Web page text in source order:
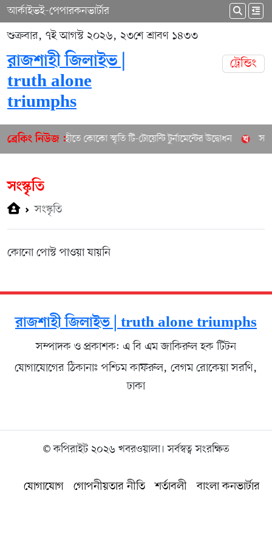
আর্কাইভই-পেপারকনভার্টার
শুক্রবার, ৭ই আগস্ট ২০২৬, ২৩শে শ্রাবণ ১৪৩৩
রাজশাহী জিলাইভ |
truth alone
triumphs
ট্রেন্ডিং
ব্রেকিং নিউজ :রাজশাহীতে কোকো স্মৃতি টি-টোয়েন্টি টুর্নামেন্টের উদ্বোধন
সংস্কৃতি
সংস্কৃতি
কোনো পোস্ট পাওয়া যায়নি
রাজশাহী জিলাইভ | truth alone triumphs
সম্পাদক ও প্রকাশক: এ বি এম জাকিরুল হক টিটন
যোগাযোগের ঠিকানাঃ পশ্চিম কাফরুল, বেগম রোকেয়া সরণি,
ঢাকা
© কপিরাইট ২০২৬ খবরওয়ালা। সর্বস্বত্ব সংরক্ষিত
যোগাযোগ গোপনীয়তার নীতি শর্তাবলী বাংলা কনভার্টার